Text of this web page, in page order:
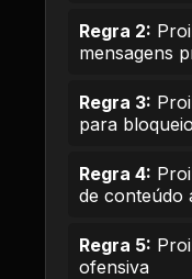
Regra 2:
mensagens
Regra 3:
para
Regra 4:
de conteúdo
Regra 5:
ofensiva